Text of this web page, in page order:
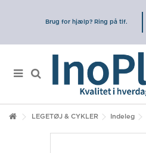
Brug for hjælp? Ring på tlf.
LEGETØJ & CYKLER Indeleg